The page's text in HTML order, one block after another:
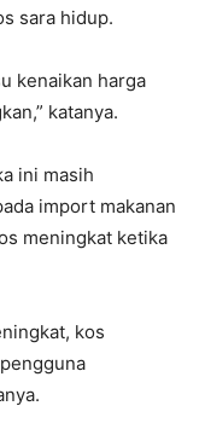
sara hidup.
kenaikan harga
katanya.
ini masih
import makanan
meningkat ketika
kos